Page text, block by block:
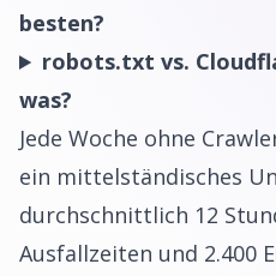
besten?
robots.txt vs.
was?
Jede Woche ohne
ein mittelständisches
durchschnittlich 12
Ausfallzeiten und 2.400